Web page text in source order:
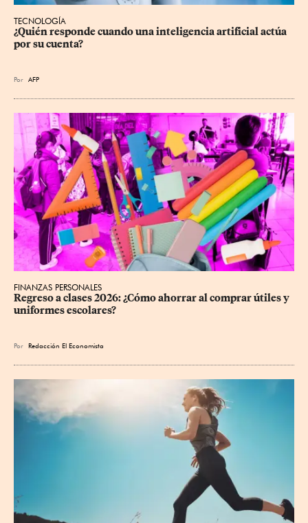
TECNOLOGÍA
¿Quién responde cuando una inteligencia artificial actúa
por su cuenta?
Por AFP
FINANZAS PERSONALES
Regreso a clases 2026: ¿Cómo ahorrar al comprar útiles y
uniformes escolares?
Por Redacción El Economista